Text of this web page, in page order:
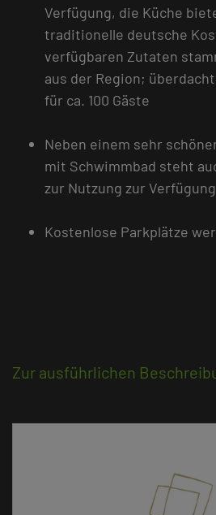
Verfügung, die Küche
traditionelle deutsche
verfügbaren Zutaten
aus der Region;
für ca. 100 Gäste
Neben einem sehr
mit Schwimmbad steht
zur Nutzung zur Verfügung
Kostenlose Parkplätze
Zur ausführlichen